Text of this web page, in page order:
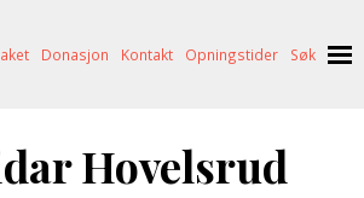
Donasjon Kontakt Opningstider Søk
Hovelsrud